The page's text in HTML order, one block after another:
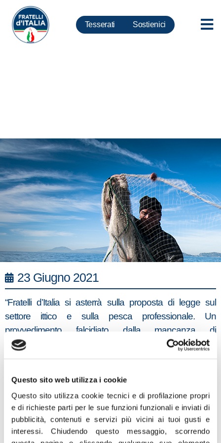
Questo sito web utilizza i cookie
Questo sito utilizza cookie tecnici e di profilazione propri
e di richieste parti per le sue funzioni funzionali e inviati di
pubblicità, contenuti e servizi più vicini ai tuoi gusti e
interessi.Chiudendo questo messaggio, scorrendo
Tesserati Sostienici
23 Giugno 2021
“Fratelli d’Italia si asterrà sulla proposta di legge sul
settore ittico e sulla pesca professionale. Un
provvedimento falcidiato dalla mancanza di
finanziamenti adeguati, da una insufficiente visione di
politiche di un’Europa troppo spesso matrigna nei
confronti delle marinerie mediterranee e italiane a
vantaggio di quelle estere e l’incapacità del governo di
far rispettare i diritti e le prerogative degli equipaggi
italiani. La maggioranza non ha recepito le istanze